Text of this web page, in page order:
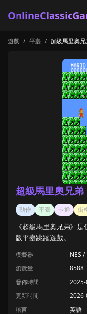
首頁
遊戲專題
最近玩過
遊戲 / 平臺 / 超級馬里奧兄
超級馬里奧兄弟
動作 平臺 卡通 街
《超級馬里奧兄弟》
版平臺跳躍遊戲。
模擬器
NES /
瀏覽量
8588
發佈時間
2025-
更新時間
2026-
語言
英語